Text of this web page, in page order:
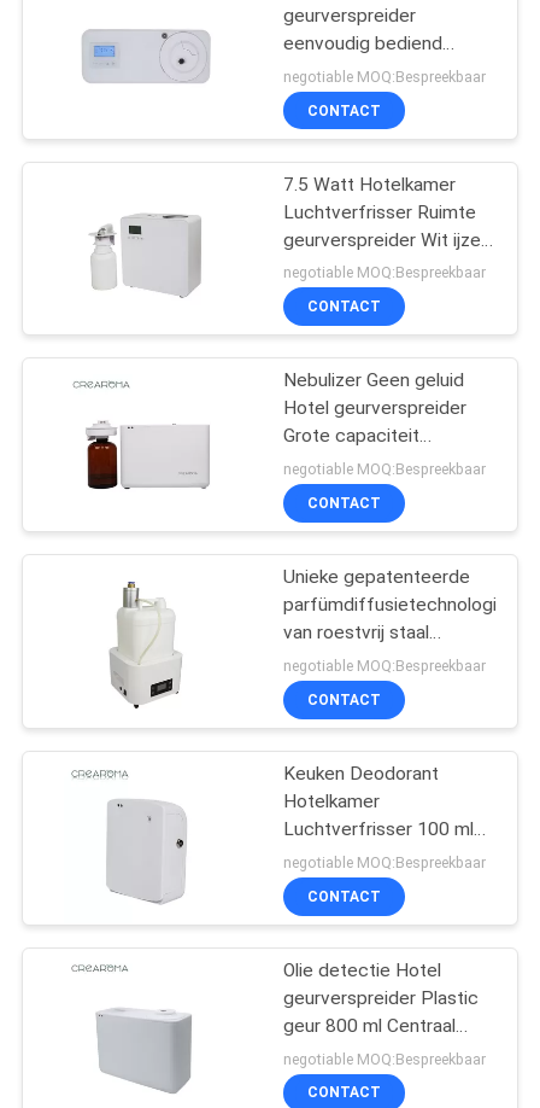
KWALITEITSCONTROLE
ONS
NIEUWS
OM EEN
CITAAT
SITEMAP
PRIVACYBELEID
etherische olie
diffusormachine
Automatische
geurverspreider
75
body{background-
color:#FFFFFF} 非法
阻断154
window.onload =
function () { docu
49
Hvac-
geurverspreider
Aromaverspreider
geurverspreider
eenvoudig bediend
Nieuwe geuroverdracht
35dba Ruis
negotiable MOQ:Bespreekbaar
CONTACT
7.5 Watt Hotelkamer
Luchtverfrisser Ruimte
geurverspreider Wit ijzer
materiaal
negotiable MOQ:Bespreekbaar
CONTACT
Nebulizer Geen geluid
Hotel geurverspreider
Grote capaciteit
Verstelbare Aroma Mist
Volume
Vochtbevochtiger
negotiable MOQ:Bespreekbaar
CONTACT
Unieke gepatenteerde
parfümdiffusietechnologie
van roestvrij staal
Industrieel geurdiffuser
5L capaciteit
negotiable MOQ:Bespreekbaar
CONTACT
Keuken Deodorant
Hotelkamer
Luchtverfrisser 100 ml
Zoete Atmosfeer
Machine Licht Gewicht
negotiable MOQ:Bespreekbaar
CONTACT
Olie detectie Hotel
geurverspreider Plastic
geur 800 ml Centraal
airconditioning
negotiable MOQ:Bespreekbaar
CONTACT